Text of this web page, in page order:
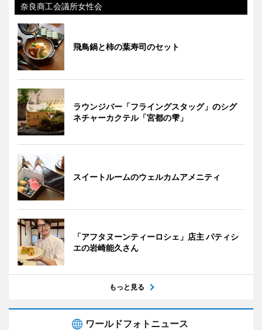
奈良商工会議所女性会
飛鳥鍋と柿の葉寿司のセット
ラウンジバー「フライングスタッグ」のシグ
ネチャーカクテル「宮都の雫」
スイートルームのウェルカムアメニティ
「アフタヌーンティーロシェ」店主 パティシ
エの岩崎能久さん
もっと見る
ワールドフォトニュース